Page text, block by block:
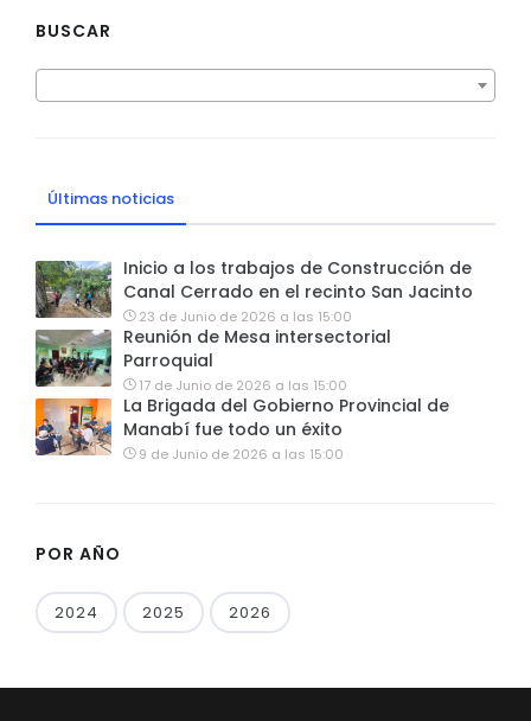
BUSCAR
Últimas noticias
Inicio a los trabajos de Construcción de
Canal Cerrado en el recinto San Jacinto
23 de Junio de 2026 a las 15:00
Reunión de Mesa intersectorial
Parroquial
17 de Junio de 2026 a las 15:00
La Brigada del Gobierno Provincial de
Manabí fue todo un éxito
9 de Junio de 2026 a las 15:00
POR AÑO
2024 2025 2026